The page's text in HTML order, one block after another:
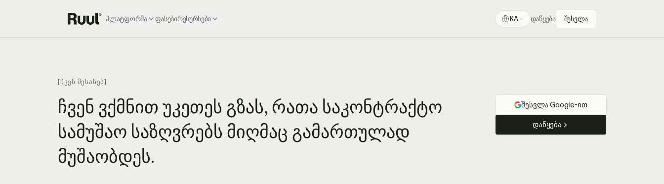
Ruul-ის მთავარი
პლატფორმა ფასებირესურსები KA დაწყება შესვლა
[ᲩᲕᲔᲜ ᲨᲔᲡᲐᲮᲔᲑ]
ჩვენ ვქმნით უკეთეს გზას, რათა საკონტრაქტო
სამუშაო საზღვრებს მიღმაც გამართულად
მუშაობდეს.
შესვლა Google-ით
დაწყება